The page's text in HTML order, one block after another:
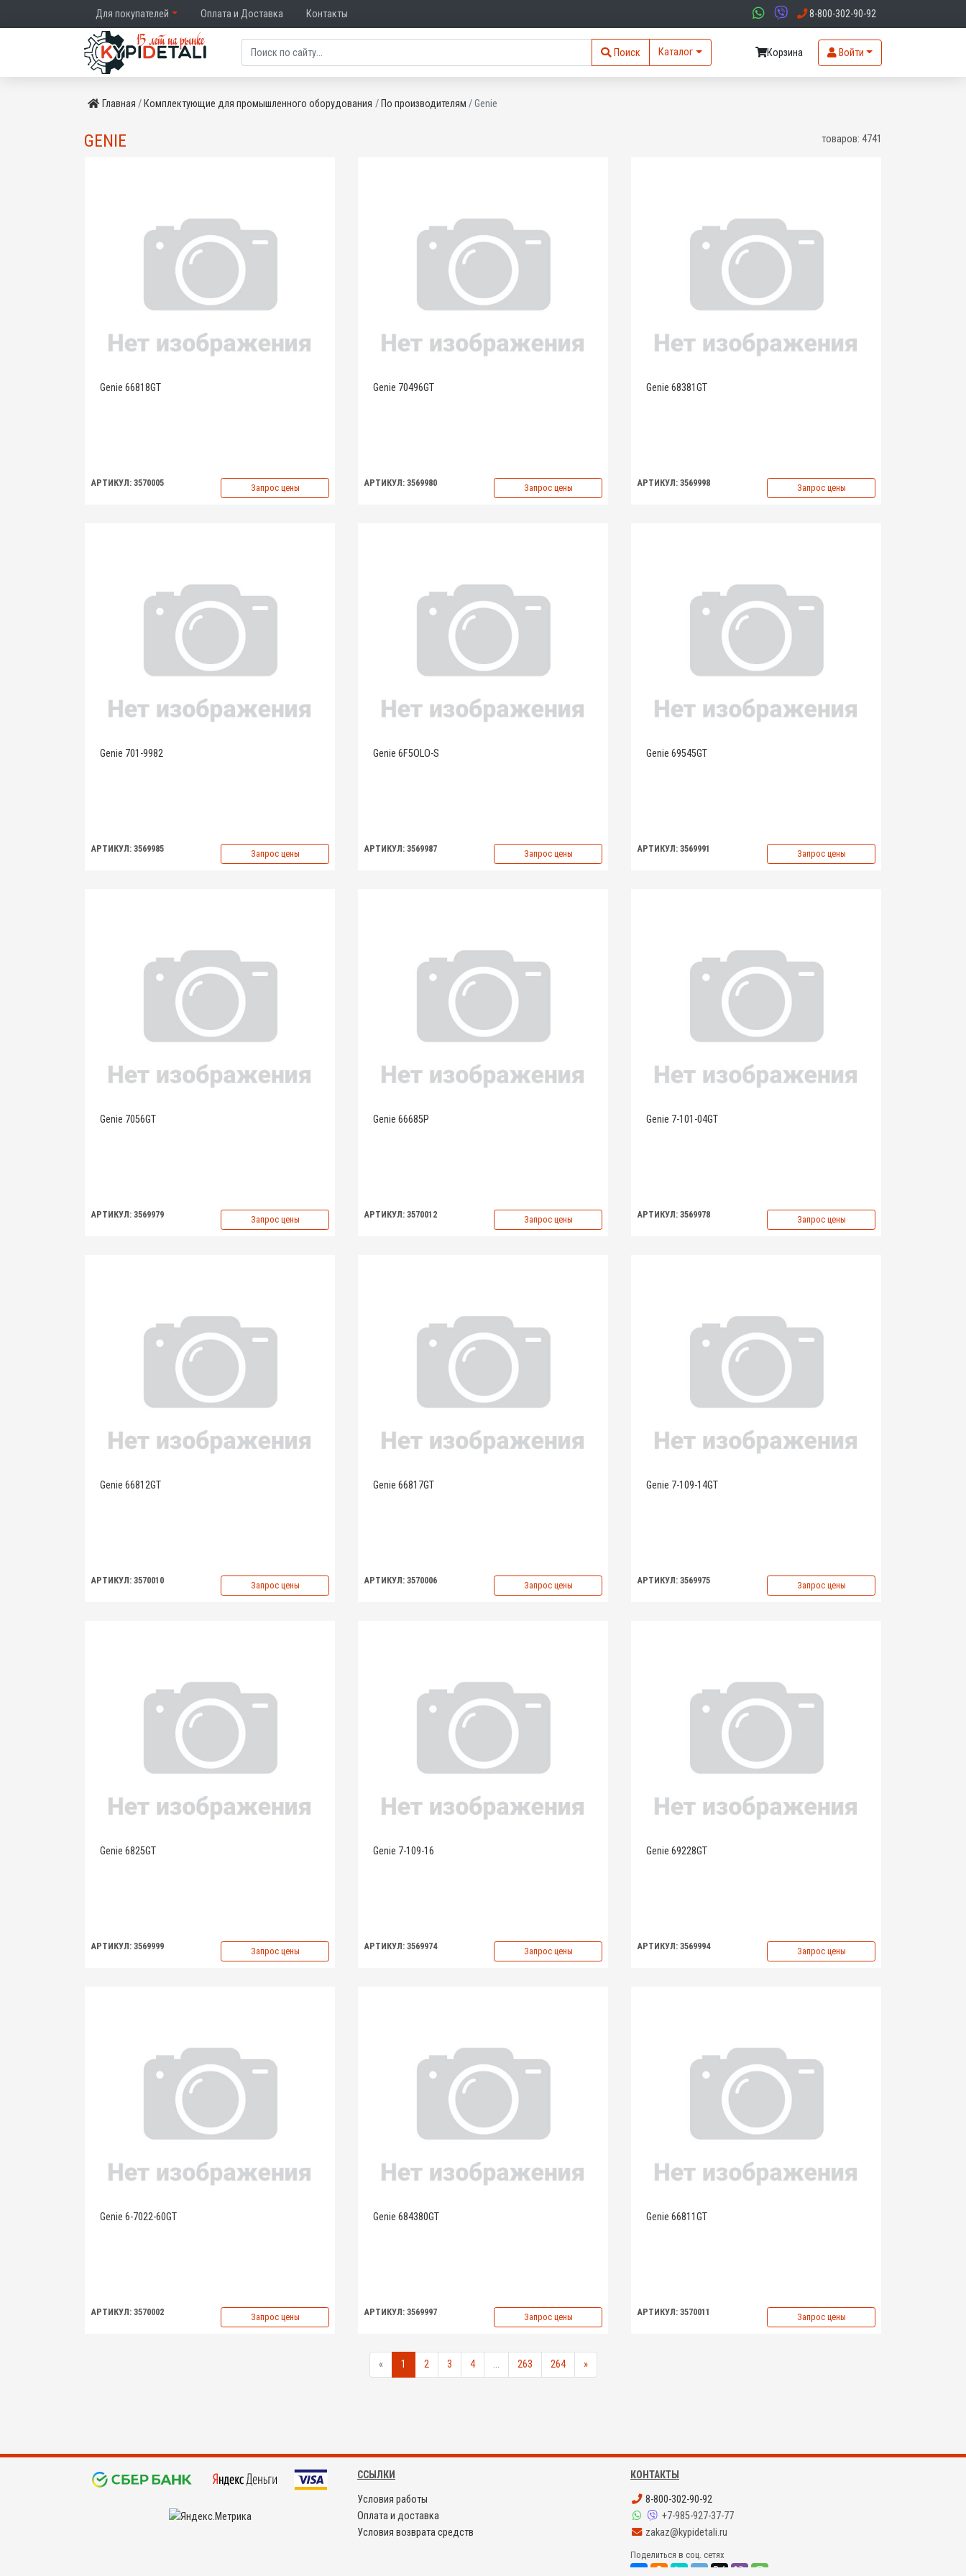
Для покупателей Оплата и Доставка Контакты 8-800-302-90-92
Поиск Каталог Корзина Войти
Главная Комплектующие для промышленного оборудования По производителям Genie
GENIE товаров: 4741
Genie 66818GT
АРТИКУЛ: 3570005 Запрос цены
Genie 70496GT
АРТИКУЛ: 3569980 Запрос цены
Genie 68381GT
АРТИКУЛ: 3569998 Запрос цены
Genie 701-9982
АРТИКУЛ: 3569985 Запрос цены
Genie 6F5OLO-S
АРТИКУЛ: 3569987 Запрос цены
Genie 69545GT
АРТИКУЛ: 3569991 Запрос цены
Genie 7056GT
АРТИКУЛ: 3569979 Запрос цены
Genie 66685P
АРТИКУЛ: 3570012 Запрос цены
Genie 7-101-04GT
АРТИКУЛ: 3569978 Запрос цены
Genie 66812GT
АРТИКУЛ: 3570010 Запрос цены
Genie 66817GT
АРТИКУЛ: 3570006 Запрос цены
Genie 7-109-14GT
АРТИКУЛ: 3569975 Запрос цены
Genie 6825GT
АРТИКУЛ: 3569999 Запрос цены
Genie 7-109-16
АРТИКУЛ: 3569974 Запрос цены
Genie 69228GT
АРТИКУЛ: 3569994 Запрос цены
Genie 6-7022-60GT
АРТИКУЛ: 3570002 Запрос цены
Genie 684380GT
АРТИКУЛ: 3569997 Запрос цены
Genie 66811GT
АРТИКУЛ: 3570011 Запрос цены
« 1 2 3 4 ... 263 264 »
ССЫЛКИ
Условия работы
Оплата и доставка
Условия возврата средств
КОНТАКТЫ
8-800-302-90-92
+7-985-927-37-77
zakaz@kypidetali.ru
Поделиться в соц. сетях